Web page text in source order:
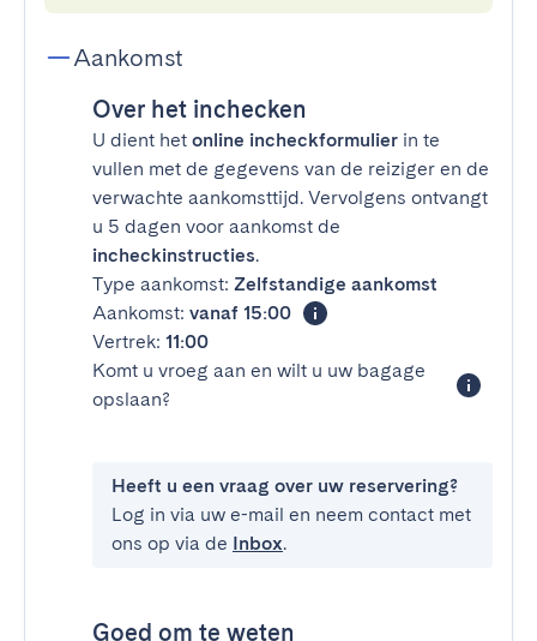
Aankomst
Over het inchecken
U dient het online incheckformulier in te
vullen met de gegevens van de reiziger en de
verwachte aankomsttijd. Vervolgens ontvangt
u 5 dagen voor aankomst de
incheckinstructies.
Type aankomst: Zelfstandige aankomst
Aankomst: vanaf 15:00
Vertrek: 11:00
Komt u vroeg aan en wilt u uw bagage
opslaan?
Heeft u een vraag over uw reservering?
Log in via uw e-mail en neem contact met
ons op via de Inbox.
Goed om te weten